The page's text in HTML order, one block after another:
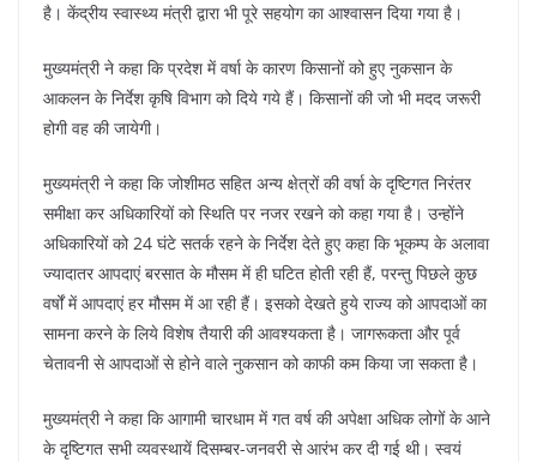
है। केंद्रीय स्वास्थ्य मंत्री द्वारा भी पूरे सहयोग का आश्वासन दिया गया है।
मुख्यमंत्री ने कहा कि प्रदेश में वर्षा के कारण किसानों को हुए नुकसान के
आकलन के निर्देश कृषि विभाग को दिये गये हैं। किसानों की जो भी मदद जरूरी
होगी वह की जायेगी।
मुख्यमंत्री ने कहा कि जोशीमठ सहित अन्य क्षेत्रों की वर्षा के दृष्टिगत निरंतर
समीक्षा कर अधिकारियों को स्थिति पर नजर रखने को कहा गया है। उन्होंने
अधिकारियों को 24 घंटे सतर्क रहने के निर्देश देते हुए कहा कि भूकम्प के अलावा
ज्यादातर आपदाएं बरसात के मौसम में ही घटित होती रही हैं, परन्तु पिछले कुछ
वर्षों में आपदाएं हर मौसम में आ रही हैं। इसको देखते हुये राज्य को आपदाओं का
सामना करने के लिये विशेष तैयारी की आवश्यकता है। जागरूकता और पूर्व
चेतावनी से आपदाओं से होने वाले नुकसान को काफी कम किया जा सकता है।
मुख्यमंत्री ने कहा कि आगामी चारधाम में गत वर्ष की अपेक्षा अधिक लोगों के आने
के दृष्टिगत सभी व्यवस्थायें दिसम्बर-जनवरी से आरंभ कर दी गई थी। स्वयं